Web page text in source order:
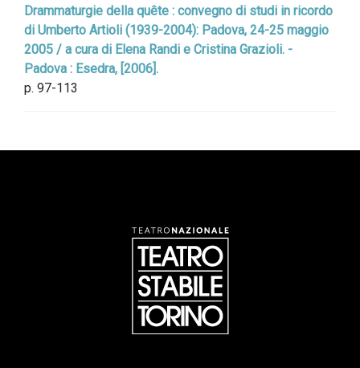
Drammaturgie della quête : convegno di studi in ricordo
di Umberto Artioli (1939-2004): Padova, 24-25 maggio
2005 / a cura di Elena Randi e Cristina Grazioli. -
Padova : Esedra, [2006].
p. 97-113